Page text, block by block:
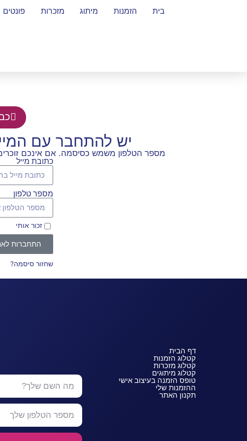
בית הזמנות מיתוג מזכרות פונטים
יש להתחבר עם
מספר הטלפון משמש כסיסמה. אם אינכם
כתובת מייל
מספר טלפון
זכור אותי
התחברות
שחזור סיסמה?
דף הבית
קטלוג הזמנות
קטלוג מזכרות
קטלוג מיתוגים
טופס הזמנה בעיצוב אישי
ההזמנות שלי
תקנון האתר